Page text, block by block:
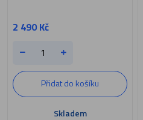
2 490 Kč
Přidat do košíku
Skladem